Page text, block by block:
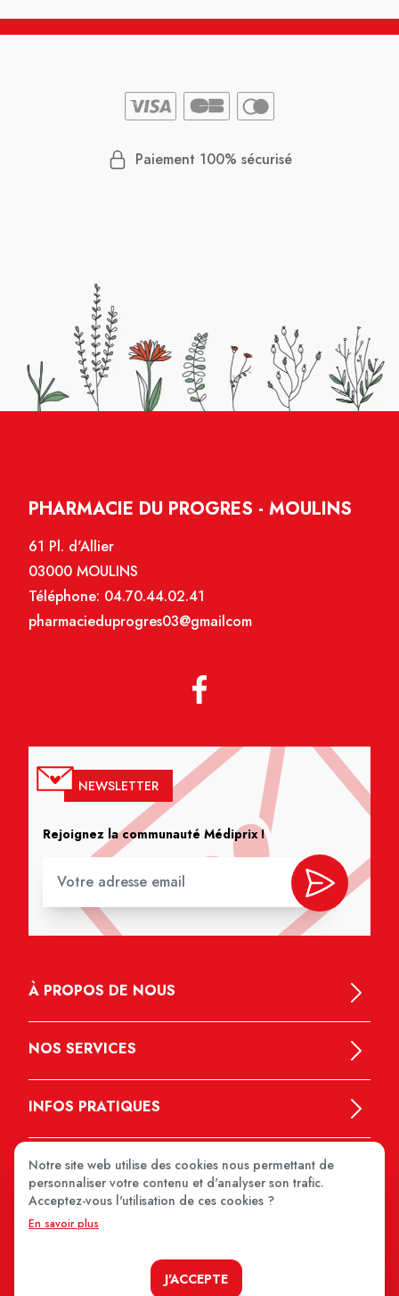
Paiement 100% sécurisé
PHARMACIE DU PROGRES - MOULINS
61 Pl. d'Allier
03000 MOULINS
Téléphone: 04.70.44.02.41
pharmacieduprogres03@gmailcom
NEWSLETTER
Rejoignez la communauté Médiprix !
À PROPOS DE NOUS
NOS SERVICES
INFOS PRATIQUES
Notre site web utilise des cookies nous permettant de
personnaliser votre contenu et d'analyser son trafic.
Acceptez-vous l'utilisation de ces cookies ?
En savoir plus
J'ACCEPTE